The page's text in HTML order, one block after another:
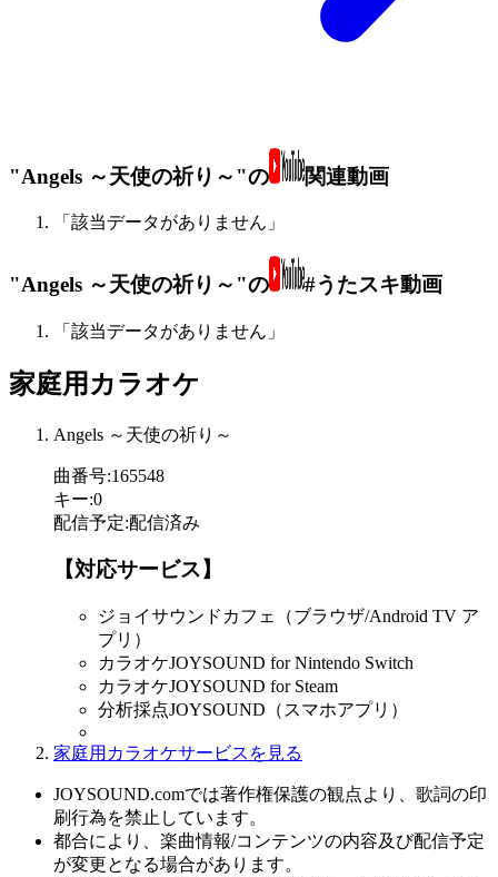
"Angels ～天使の祈り～"の 関連動画
「該当データがありません」
"Angels ～天使の祈り～"の #うたスキ動画
「該当データがありません」
家庭用カラオケ
Angels ～天使の祈り～
曲番号:165548
キー:0
配信予定:配信済み
【対応サービス】
ジョイサウンドカフェ（ブラウザ/Android TV ア
プリ）
カラオケJOYSOUND for Nintendo Switch
カラオケJOYSOUND for Steam
分析採点JOYSOUND（スマホアプリ）
家庭用カラオケサービスを見る
JOYSOUND.comでは著作権保護の観点より、歌詞の印
刷行為を禁止しています。
都合により、楽曲情報/コンテンツの内容及び配信予定
が変更となる場合があります。